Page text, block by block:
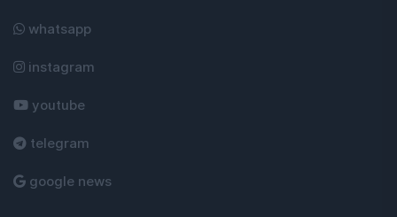
whatsapp
instagram
youtube
telegram
google news